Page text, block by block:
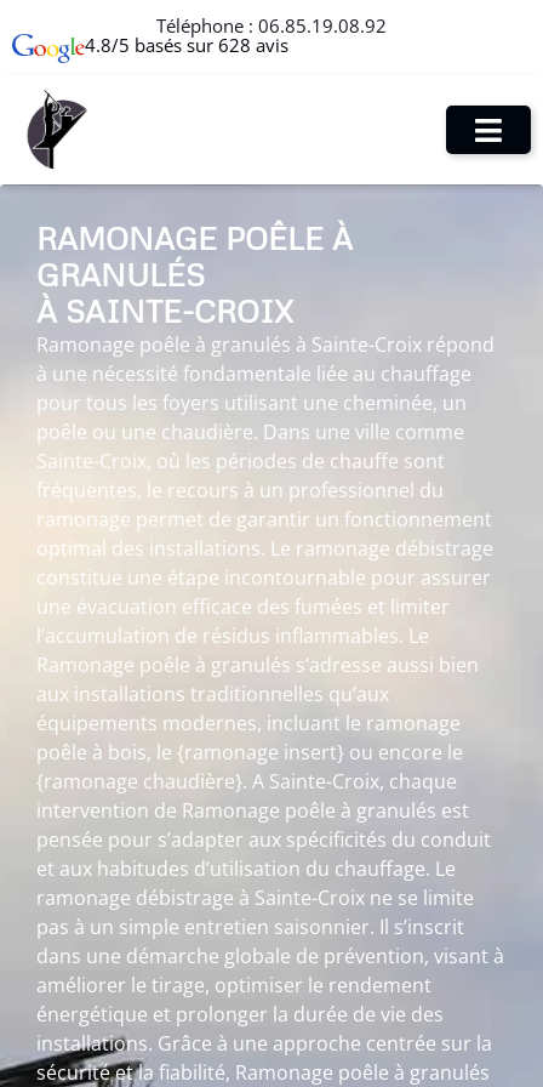
Téléphone : 06.85.19.08.92
4.8/5 basés sur 628 avis
RAMONAGE POÊLE À
GRANULÉS
À SAINTE-CROIX
Ramonage poêle à granulés à Sainte-Croix répond
à une nécessité fondamentale liée au chauffage
pour tous les foyers utilisant une cheminée, un
poêle ou une chaudière. Dans une ville comme
Sainte-Croix, où les périodes de chauffe sont
fréquentes, le recours à un professionnel du
ramonage permet de garantir un fonctionnement
optimal des installations. Le ramonage débistrage
constitue une étape incontournable pour assurer
une évacuation efficace des fumées et limiter
l’accumulation de résidus inflammables. Le
Ramonage poêle à granulés s’adresse aussi bien
aux installations traditionnelles qu’aux
équipements modernes, incluant le ramonage
poêle à bois, le {ramonage insert} ou encore le
{ramonage chaudière}. A Sainte-Croix, chaque
intervention de Ramonage poêle à granulés est
pensée pour s’adapter aux spécificités du conduit
et aux habitudes d’utilisation du chauffage. Le
ramonage débistrage à Sainte-Croix ne se limite
pas à un simple entretien saisonnier. Il s’inscrit
dans une démarche globale de prévention, visant à
améliorer le tirage, optimiser le rendement
énergétique et prolonger la durée de vie des
installations. Grâce à une approche centrée sur la
sécurité et la fiabilité, Ramonage poêle à granulés